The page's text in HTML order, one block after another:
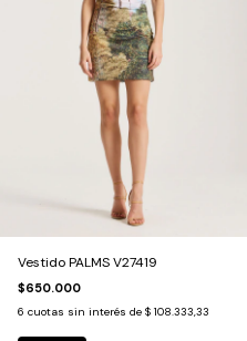
Vestido PALMS V27419
$650.000
6 cuotas sin interés de $ 108.333,33